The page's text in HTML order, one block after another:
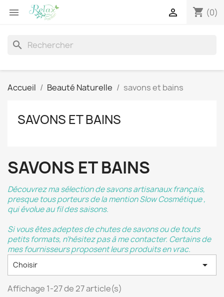
 shopping_cart (0)

search
Accueil Beauté Naturelle savons et bains
SAVONS ET BAINS
SAVONS ET BAINS
Découvrez ma sélection de savons artisanaux français,
presque tous porteurs dela mention Slow Cosmétique,
qui évolue au fil des saisons.
Si vous êtes adeptes de chutes de savons ou de touts
petits formats, n'hésitez pas à me contacter. Certains de
mes fournisseurs proposent leurs produits en vrac.
Choisir 
Affichage 1-27 de 27 article(s)